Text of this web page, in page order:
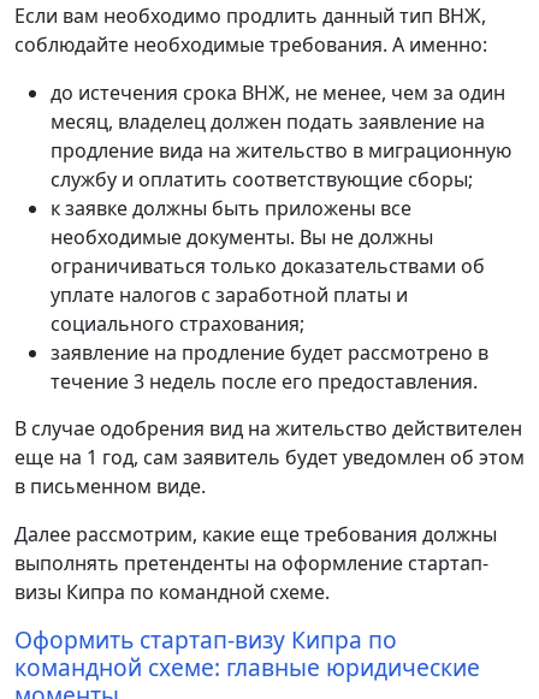
Если вам необходимо продлить данный тип ВНЖ,
соблюдайте необходимые требования. А именно:
до истечения срока ВНЖ, не менее, чем за один
месяц, владелец должен подать заявление на
продление вида на жительство в миграционную
службу и оплатить соответствующие сборы;
к заявке должны быть приложены все
необходимые документы. Вы не должны
ограничиваться только доказательствами об
уплате налогов с заработной платы и
социального страхования;
заявление на продление будет рассмотрено в
течение 3 недель после его предоставления.
В случае одобрения вид на жительство действителен
еще на 1 год, сам заявитель будет уведомлен об этом
в письменном виде.
Далее рассмотрим, какие еще требования должны
выполнять претенденты на оформление стартап-
визы Кипра по командной схеме.
Оформить стартап-визу Кипра по
командной схеме: главные юридические